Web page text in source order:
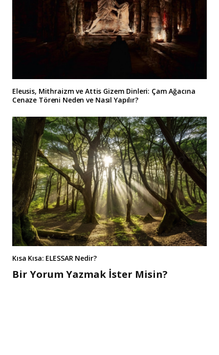
Eleusis, Mithraizm ve Attis Gizem Dinleri: Çam Ağacına
Cenaze Töreni Neden ve Nasıl Yapılır?
Kısa Kısa: ELESSAR Nedir?
Bir Yorum Yazmak İster Misin?